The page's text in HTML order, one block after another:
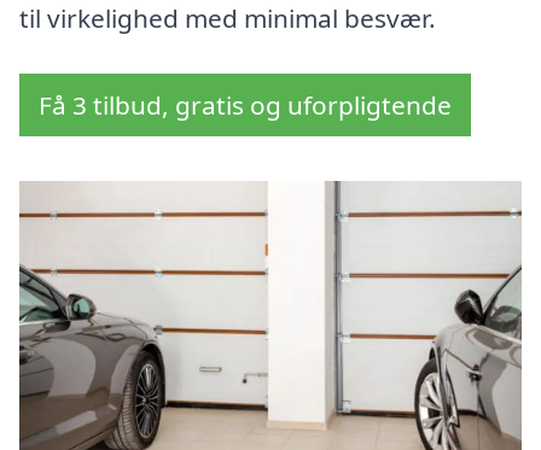
til virkelighed med minimal besvær.
Få 3 tilbud, gratis og uforpligtende